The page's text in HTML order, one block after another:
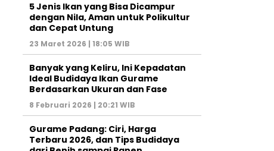
5 Jenis Ikan yang Bisa Dicampur
dengan Nila, Aman untuk Polikultur
dan Cepat Untung
23 Maret 2026 | 18:05 WIB
Banyak yang Keliru, Ini Kepadatan
Ideal Budidaya Ikan Gurame
Berdasarkan Ukuran dan Fase
8 Februari 2026 | 20:21 WIB
Gurame Padang: Ciri, Harga
Terbaru 2026, dan Tips Budidaya